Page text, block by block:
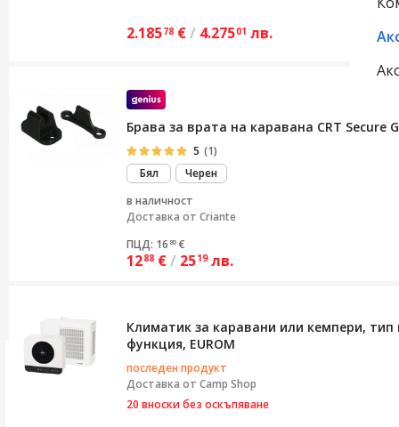
2.18578 €/ 4.27501 лв.
Брава за врата на каравана CRT Secure
5 (1)
Бял
Черен
в наличност
Доставка от Criante
ПЦД: 16 80 €
1288 €/ 2519 лв.
Климатик за каравани или кемпери, тип
функция, EUROM
последен продукт
Доставка от Camp Shop
20 вноски без оскъпяване